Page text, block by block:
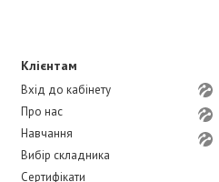
Клієнтам
Вхід до кабінету
Про нас
Навчання
Вибір складника
Сертифікати